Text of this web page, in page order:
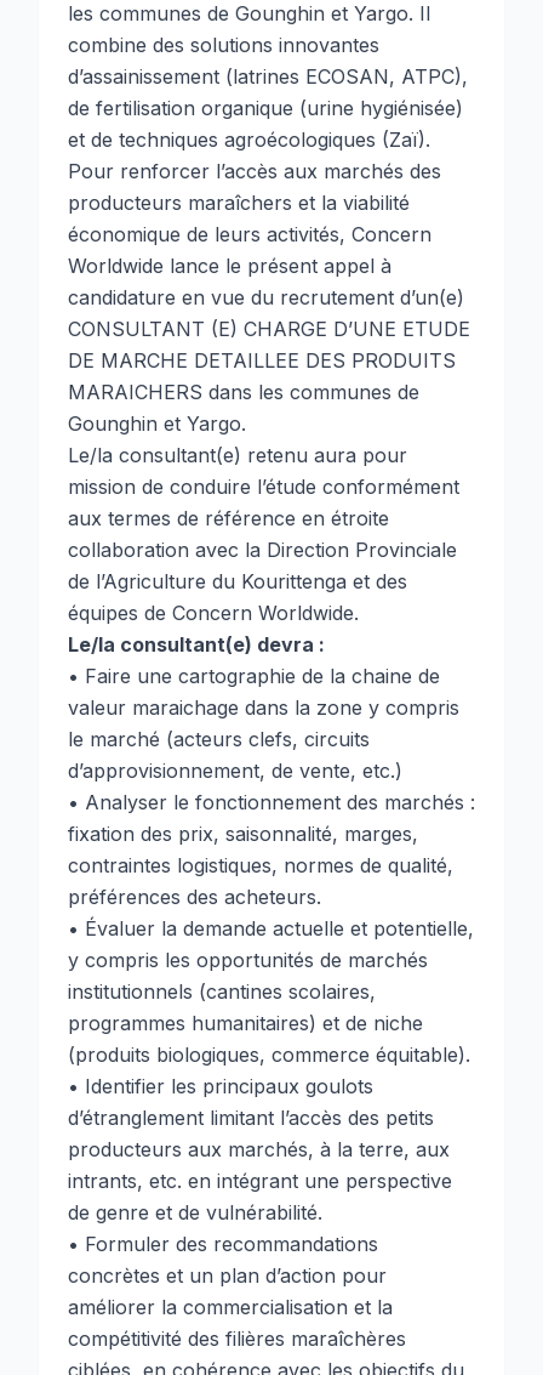
les communes de Gounghin et Yargo. Il
combine des solutions innovantes
d’assainissement (latrines ECOSAN, ATPC),
de fertilisation organique (urine hygiénisée)
et de techniques agroécologiques (Zaï).
Pour renforcer l’accès aux marchés des
producteurs maraîchers et la viabilité
économique de leurs activités, Concern
Worldwide lance le présent appel à
candidature en vue du recrutement d’un(e)
CONSULTANT (E) CHARGE D’UNE ETUDE
DE MARCHE DETAILLEE DES PRODUITS
MARAICHERS dans les communes de
Gounghin et Yargo.
Le/la consultant(e) retenu aura pour
mission de conduire l’étude conformément
aux termes de référence en étroite
collaboration avec la Direction Provinciale
de l’Agriculture du Kourittenga et des
équipes de Concern Worldwide.
Le/la consultant(e) devra :
• Faire une cartographie de la chaine de
valeur maraichage dans la zone y compris
le marché (acteurs clefs, circuits
d’approvisionnement, de vente, etc.)
• Analyser le fonctionnement des marchés :
fixation des prix, saisonnalité, marges,
contraintes logistiques, normes de qualité,
préférences des acheteurs.
• Évaluer la demande actuelle et potentielle,
y compris les opportunités de marchés
institutionnels (cantines scolaires,
programmes humanitaires) et de niche
(produits biologiques, commerce équitable).
• Identifier les principaux goulots
d’étranglement limitant l’accès des petits
producteurs aux marchés, à la terre, aux
intrants, etc. en intégrant une perspective
de genre et de vulnérabilité.
• Formuler des recommandations
concrètes et un plan d’action pour
améliorer la commercialisation et la
compétitivité des filières maraîchères
ciblées, en cohérence avec les objectifs du